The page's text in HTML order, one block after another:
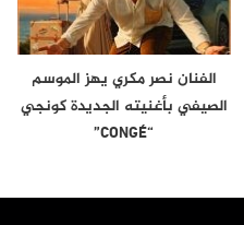
الفنان نصر مكري يهز الموسم
الصيفي بأغنيته الجديدة كونجي
“CONGÉ”